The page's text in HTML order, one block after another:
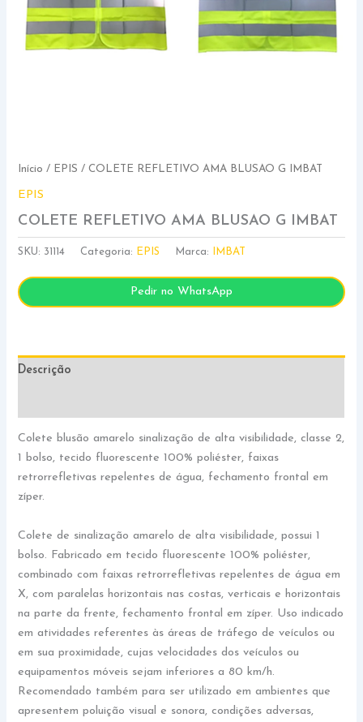
Início / EPIS / COLETE REFLETIVO AMA BLUSAO G IMBAT
EPIS
COLETE REFLETIVO AMA BLUSAO G IMBAT
SKU: 31114 Categoria: EPIS Marca: IMBAT
Pedir no WhatsApp
Descrição
Colete blusão amarelo sinalização de alta visibilidade, classe 2,
1 bolso, tecido fluorescente 100% poliéster, faixas
retrorrefletivas repelentes de água, fechamento frontal em
zíper.
Colete de sinalização amarelo de alta visibilidade, possui 1
bolso. Fabricado em tecido fluorescente 100% poliéster,
combinado com faixas retrorrefletivas repelentes de água em
X, com paralelas horizontais nas costas, verticais e horizontais
na parte da frente, fechamento frontal em zíper. Uso indicado
em atividades referentes às áreas de tráfego de veículos ou
em sua proximidade, cujas velocidades dos veículos ou
equipamentos móveis sejam inferiores a 80 km/h.
Recomendado também para ser utilizado em ambientes que
apresentem poluição visual e sonora, condições adversas,